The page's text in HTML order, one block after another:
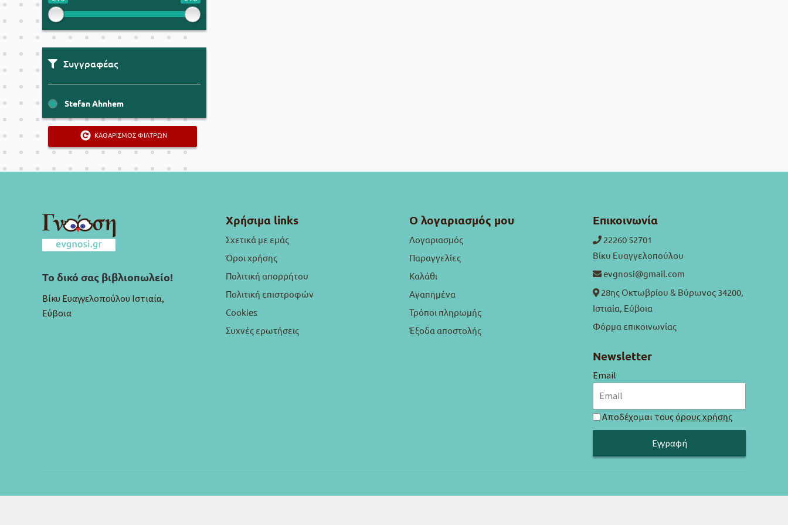
Συγγραφέας
Stefan Ahnhem
ΚΑΘΑΡΙΣΜΟΣ ΦΙΛΤΡΩΝ
Το δικό σας βιβλιοπωλείο!
Βίκυ Ευαγγελοπούλου Ιστιαία,
Εύβοια
Χρήσιμα links
Σχετικά με εμάς
Όροι χρήσης
Πολιτική απορρήτου
Πολιτική επιστροφών
Cookies
Συχνές ερωτήσεις
Ο λογαριασμός μου
Λογαριασμός
Παραγγελίες
Καλάθι
Αγαπημένα
Τρόποι πληρωμής
Έξοδα αποστολής
Επικοινωνία
22260 52701
Βίκυ Ευαγγελοπούλου
evgnosi@gmail.com
28ης Οκτωβρίου & Βύρωνος 34200,
Ιστιαία, Εύβοια
Φόρμα επικοινωνίας
Newsletter
Email
Αποδέχομαι τουςόρους χρήσης